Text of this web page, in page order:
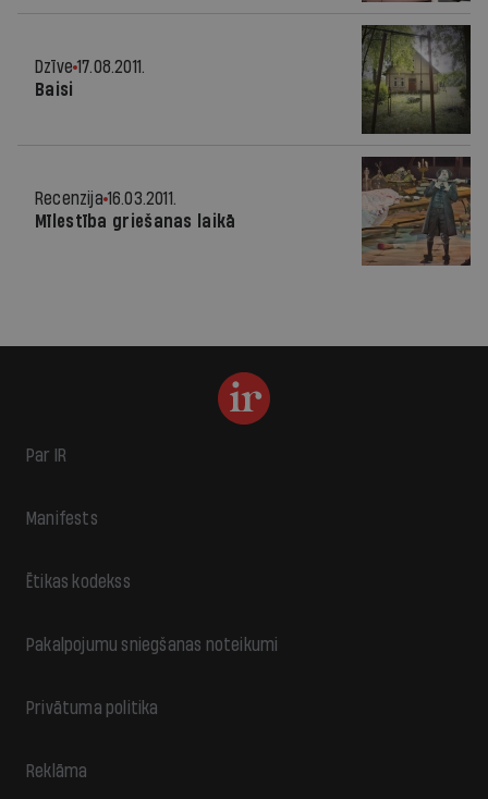
Dzīve 17.08.2011.
Baisi
Recenzija 16.03.2011.
Mīlestība griešanas laikā
Par IR
Manifests
Ētikas kodekss
Pakalpojumu sniegšanas noteikumi
Privātuma politika
Reklāma